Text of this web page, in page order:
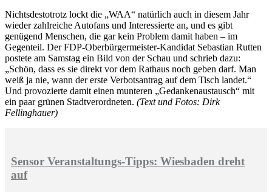
Nichtsdestotrotz lockt die „WAA“ natürlich auch in diesem Jahr
wieder zahlreiche Autofans und Interessierte an, und es gibt
genügend Menschen, die gar kein Problem damit haben – im
Gegenteil. Der FDP-Oberbürgermeister-Kandidat Sebastian Rutten
postete am Samstag ein Bild von der Schau und schrieb dazu:
„Schön, dass es sie direkt vor dem Rathaus noch geben darf. Man
weiß ja nie, wann der erste Verbotsantrag auf dem Tisch landet.“
Und provozierte damit einen munteren „Gedankenaustausch“ mit
ein paar grünen Stadtverordneten. (Text und Fotos: Dirk
Fellinghauer)
Sensor Veranstaltungs-Tipps: Wiesbaden dreht
auf